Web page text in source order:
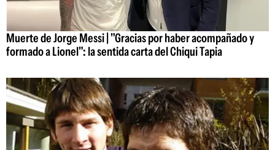
Muerte de Jorge Messi | "Gracias por haber acompañado y
formado a Lionel": la sentida carta del Chiqui Tapia